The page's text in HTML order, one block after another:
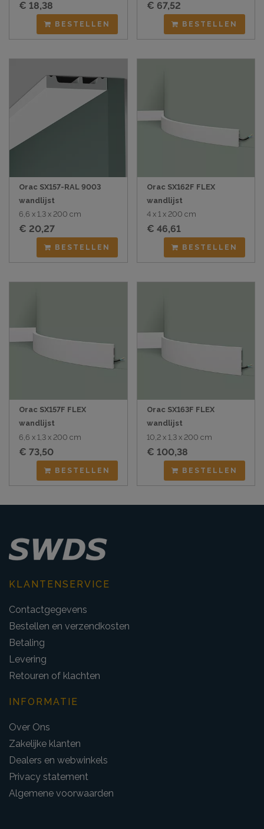
€ 18,38
BESTELLEN
€ 67,52
BESTELLEN
Orac SX157-RAL 9003
wandlijst
6,6 x 1,3 x 200 cm
€ 20,27
BESTELLEN
Orac SX162F FLEX
wandlijst
4 x 1 x 200 cm
€ 46,61
BESTELLEN
Orac SX157F FLEX
wandlijst
6,6 x 1,3 x 200 cm
€ 73,50
BESTELLEN
Orac SX163F FLEX
wandlijst
10,2 x 1,3 x 200 cm
€ 100,38
BESTELLEN
KLANTENSERVICE
Contactgegevens
Bestellen en verzendkosten
Betaling
Levering
Retouren of klachten
INFORMATIE
Over Ons
Zakelijke klanten
Dealers en webwinkels
Privacy statement
Algemene voorwaarden